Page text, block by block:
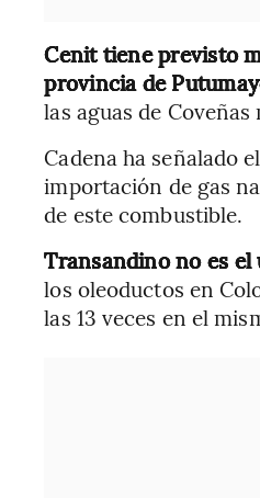
Cenit tiene previsto
provincia de
las aguas de
Cadena ha señalado
importación de gas
de este combustible.
Transandino no es
los oleoductos en
las 13 veces en el